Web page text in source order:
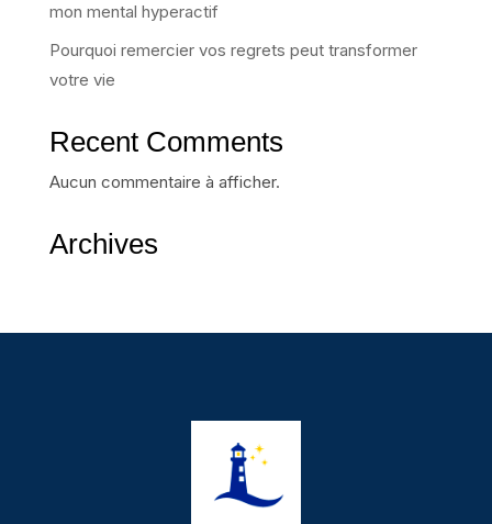
mon mental hyperactif
Pourquoi remercier vos regrets peut transformer
votre vie
Recent Comments
Aucun commentaire à afficher.
Archives